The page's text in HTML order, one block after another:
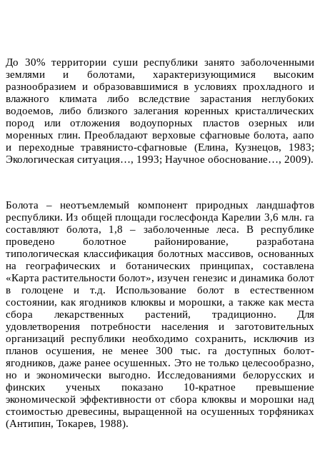
До 30% территории суши республики занято заболоченными
землями и болотами, характеризующимися высоким
разнообразием и образовавшимися в условиях прохладного и
влажного климата либо вследствие зарастания неглубоких
водоемов, либо близкого залегания коренных кристаллических
пород или отложения водоупорных пластов озерных или
моренных глин. Преобладают верховые сфагновые болота, аапо
и переходные травянисто-сфагновые (Елина, Кузнецов, 1983;
Экологическая ситуация…, 1993; Научное обоснование…, 2009).
Болота – неотъемлемый компонент природных ландшафтов
республики. Из общей площади гослесфонда Карелии 3,6 млн. га
составляют болота, 1,8 – заболоченные леса. В республике
проведено болотное районирование, разработана
типологическая классификация болотных массивов, основанных
на географических и ботанических принципах, составлена
«Карта растительности болот», изучен генезис и динамика болот
в голоцене и т.д. Использование болот в естественном
состоянии, как ягодников клюквы и морошки, а также как места
сбора лекарственных растений, традиционно. Для
удовлетворения потребности населения и заготовительных
организаций республики необходимо сохранить, исключив из
планов осушения, не менее 300 тыс. га доступных болот-
ягодников, даже ранее осушенных. Это не только целесообразно,
но и экономически выгодно. Исследованиями белорусских и
финских ученых показано 10-кратное превышение
экономической эффективности от сбора клюквы и морошки над
стоимостью древесины, выращенной на осушенных торфяниках
(Антипин, Токарев, 1988).